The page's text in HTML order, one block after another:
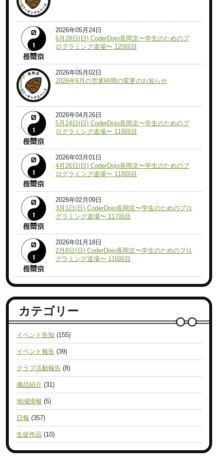
2026年05月24日
6月28日(日) CoderDojo長岡京〜学生のためのプ
ログラミング道場〜 120回目
2026年05月02日
2026年6月の営業時間の変更のお知らせ
2026年04月26日
5月24日(日) CoderDojo長岡京〜学生のためのプ
ログラミング道場〜 119回目
2026年03月01日
4月26日(日) CoderDojo長岡京〜学生のためのプ
ログラミング道場〜 118回目
2026年02月09日
3月1日(日) CoderDojo長岡京〜学生のためのプロ
グラミング道場〜 117回目
2026年01月18日
2月8日(日) CoderDojo長岡京〜学生のためのプロ
グラミング道場〜 116回目
カテゴリー
イベント告知 (155)
イベント報告 (39)
クラブ活動報告 (8)
備品紹介 (31)
地域情報 (5)
日報 (357)
生徒作品 (10)